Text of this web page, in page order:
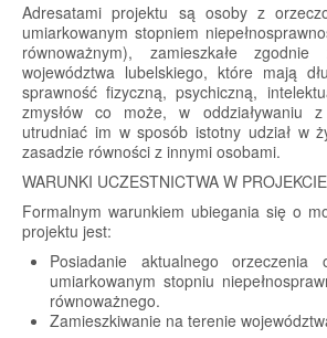
Adresatami projektu są osoby z
umiarkowanym stopniem
równoważnym), zamieszkałe
województwa lubelskiego, które mają
sprawność fizyczną, psychiczną,
zmysłów co może, w oddziaływaniu
utrudniać im w sposób istotny udział w
zasadzie równości z innymi osobami.
WARUNKI UCZESTNICTWA W PROJEKCIE
Formalnym warunkiem ubiegania się o
projektu jest:
Posiadanie aktualnego
umiarkowanym stopniu
równoważnego.
Zamieszkiwanie na terenie